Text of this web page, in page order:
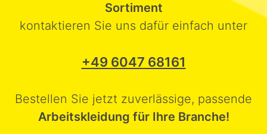
Sortiment
kontaktieren Sie uns dafür einfach unter
+49 6047 68161
Bestellen Sie jetzt zuverlässige, passende
Arbeitskleidung für Ihre Branche!